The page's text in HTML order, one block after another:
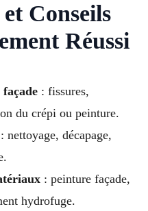
Conseils
Réussi
: fissures,
du crépi ou peinture.
nettoyage, décapage,
: peinture façade,
hydrofuge.